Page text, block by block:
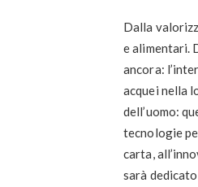
Dalla
e alimentari.
ancora:
acquei nella
dell’uomo:
tecnologie
carta,
sarà